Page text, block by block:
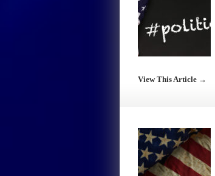
View This Article →